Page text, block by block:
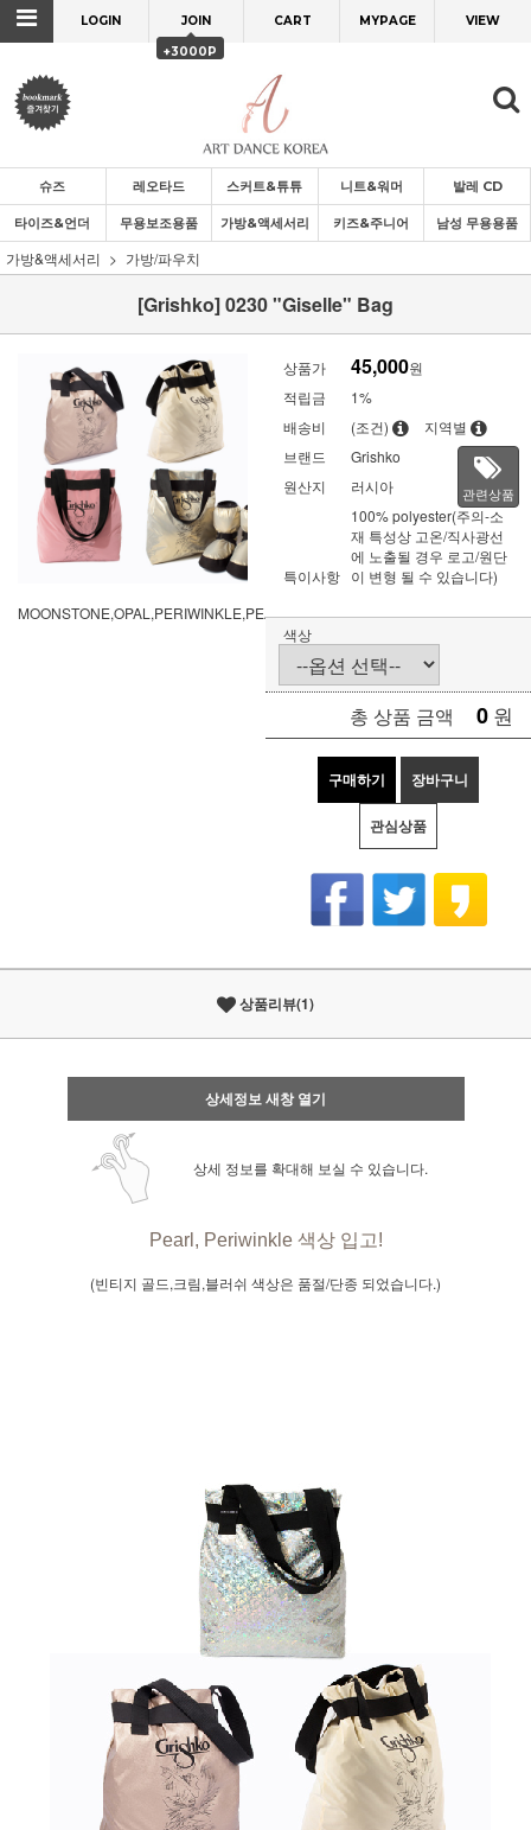
LOGIN
JOIN
+3000P
CART MYPAGE VIEW
슈즈 레오타드 스커트&튜튜 니트&워머 발레 CD
타이즈&언더 무용보조용품 가방&액세서리 키즈&주니어 남성 무용용품
가방&액세서리 가방/파우치
[Grishko] 0230 "Giselle" Bag
MOONSTONE,OPAL,PERIWINKLE,PEARL
상품가 45,000원
적립금
1%
배송비
(조건)
지역별
브랜드
Grishko
원산지
러시아
특이사항
100% polyester(주의-소
재 특성상 고온/직사광선
에 노출될 경우 로고/원단
이 변형 될 수 있습니다)
관련상품
색상
총 상품 금액 0 원
구매하기 장바구니
관심상품
상품리뷰(1)
상세정보 새창 열기
상세 정보를 확대해 보실 수 있습니다.
Pearl , Periwinkle 색상 입고!
(빈티지 골드,크림,블러쉬 색상은 품절/단종 되었습니다.)